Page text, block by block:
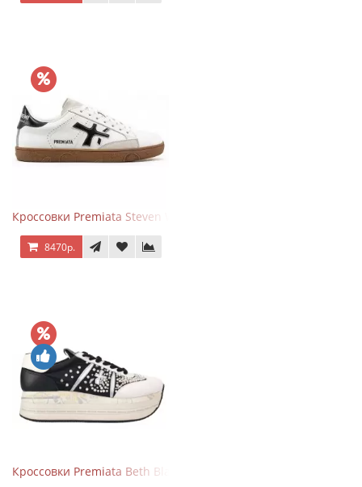
Кроссовки Premiata Steven White Black
8470р.
Кроссовки Premiata Beth Black White